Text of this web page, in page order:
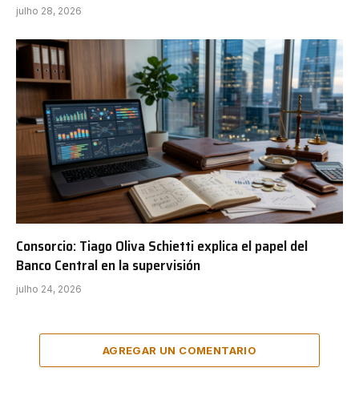
julho 28, 2026
Consorcio: Tiago Oliva Schietti explica el papel del
Banco Central en la supervisión
julho 24, 2026
AGREGAR UN COMENTARIO